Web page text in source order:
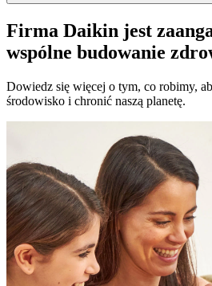
Firma Daikin jest
wspólne budowanie
Dowiedz się więcej o tym, co robimy,
środowisko i chronić naszą planetę.